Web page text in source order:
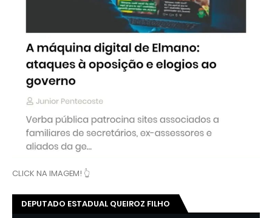
CLICK NA IMAGEM! 👆
DEPUTADO ESTADUAL QUEIROZ FILHO